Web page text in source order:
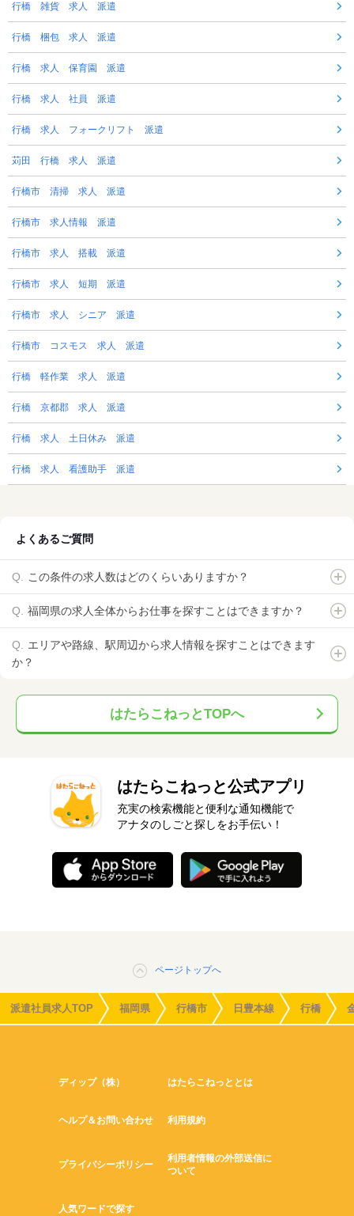
行橋 雑貨 求人 派遣
行橋 梱包 求人 派遣
行橋 求人 保育園 派遣
行橋 求人 社員 派遣
行橋 求人 フォークリフト 派遣
苅田 行橋 求人 派遣
行橋市 清掃 求人 派遣
行橋市 求人情報 派遣
行橋市 求人 搭載 派遣
行橋市 求人 短期 派遣
行橋市 求人 シニア 派遣
行橋市 コスモス 求人 派遣
行橋 軽作業 求人 派遣
行橋 京都郡 求人 派遣
行橋 求人 土日休み 派遣
行橋 求人 看護助手 派遣
よくあるご質問
この条件の求人数はどのくらいありますか？
福岡県の求人全体からお仕事を探すことはできますか？
エリアや路線、駅周辺から求人情報を探すことはできます
か？
はたらこねっとTOPへ
はたらこねっと公式アプリ
充実の検索機能と便利な通知機能で
アナタのしごと探しをお手伝い！
ページトップへ
派遣社員求人TOP 福岡県 行橋市 日豊本線 行橋
ディップ（株） はたらこねっととは
ヘルプ＆お問い合わせ 利用規約
プライバシーポリシー
利用者情報の外部送信に
ついて
人気ワードで探す